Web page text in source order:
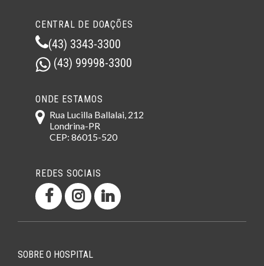
CENTRAL DE DOAÇÕES
(43) 3343-3300
(43) 99998-3300
ONDE ESTAMOS
Rua Lucilla Ballalai, 212
Londrina-PR
CEP: 86015-520
REDES SOCIAIS
SOBRE O HOSPITAL